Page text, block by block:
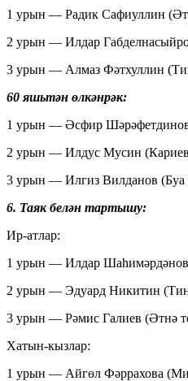
1 урын — Радик Сафиуллин
2 урын — Илдар
3 урын — Алмаз Фәтхуллин
60 яшьтән өлкәнрәк:
1 урын — Әсфир Шәрәфетдинов
2 урын — Илдус Мусин (Кариев
3 урын — Илгиз Вилданов (Буа
6. Таяк белән тартышу:
Ир-атлар:
1 урын — Илдар Шаһимәрдәнов
2 урын — Эдуард Никитин
3 урын — Рәмис Галиев (Әтнә
Хатын-кызлар:
1 урын — Айгөл Фәррахова